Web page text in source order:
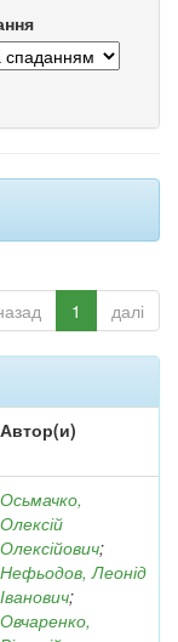
1 далі
Автор(и)
Осьмачко,
Олексій
Олексійович;
Нефьодов, Леонід
Іванович;
Овчаренко,